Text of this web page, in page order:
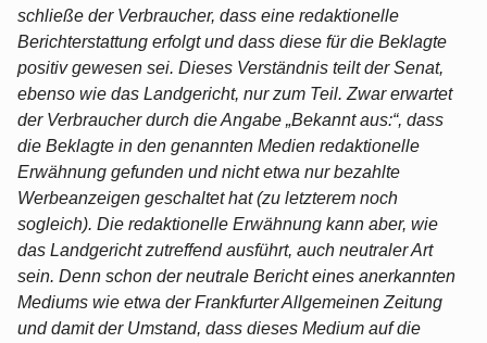
schließe der Verbraucher, dass eine redaktionelle
Berichterstattung erfolgt und dass diese für die Beklagte
positiv gewesen sei. Dieses Verständnis teilt der Senat,
ebenso wie das Landgericht, nur zum Teil. Zwar erwartet
der Verbraucher durch die Angabe „Bekannt aus:“, dass
die Beklagte in den genannten Medien redaktionelle
Erwähnung gefunden und nicht etwa nur bezahlte
Werbeanzeigen geschaltet hat (zu letzterem noch
sogleich). Die redaktionelle Erwähnung kann aber, wie
das Landgericht zutreffend ausführt, auch neutraler Art
sein. Denn schon der neutrale Bericht eines anerkannten
Mediums wie etwa der Frankfurter Allgemeinen Zeitung
und damit der Umstand, dass dieses Medium auf die